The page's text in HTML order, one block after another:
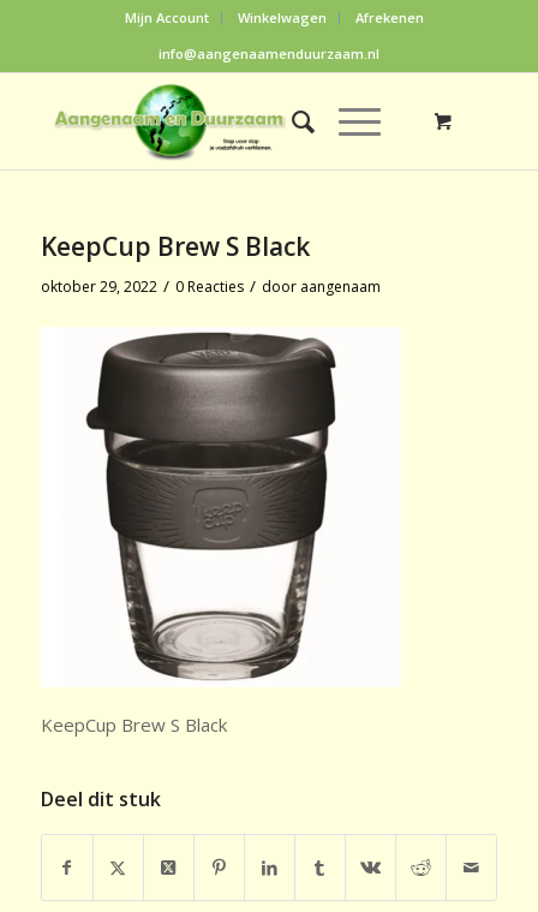
Mijn Account Winkelwagen
Afrekenen
info@aangenaamenduurzaam.nl
KeepCup Brew S Black
oktober 29, 2022 / 0 Reacties / door aangenaam
KeepCup Brew S Black
Deel dit stuk